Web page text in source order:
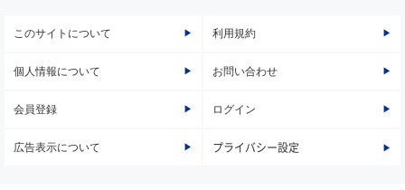
このサイトについて 利用規約
個人情報について お問い合わせ
会員登録 ログイン
広告表示について プライバシー設定